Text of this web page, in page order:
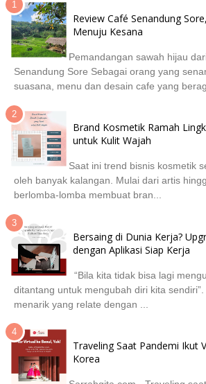
Review Café Senandung
Menuju Kesana
Pemandangan sawah hijau
Senandung Sore Sebagai orang yang
suasana, menu dan desain cafe yang
Brand Kosmetik Ramah
untuk Kulit Wajah
Saat ini trend bisnis kosmetik
oleh banyak kalangan. Mulai dari artis
berlomba-lomba membuat bran...
Bersaing di Dunia Kerja?
dengan Aplikasi Siap Kerja
“Bila kita tidak bisa lagi
ditantang untuk mengubah diri kita
menarik yang relate dengan ...
Traveling Saat Pandemi Ikut
Korea